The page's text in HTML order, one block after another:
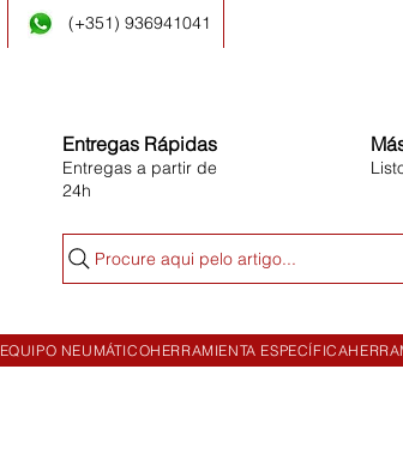
(+351) 936941041
Entregas Rápidas
Entregas a partir de
24h
Procure aqui pelo artigo...
EQUIPO NEUMÁTICOHERRAMIENTA ESPECÍFICA